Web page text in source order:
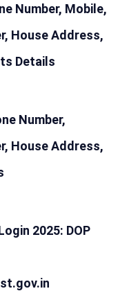
Number, Mobile,
House Address,
Details
Number,
House Address,
2025: DOP